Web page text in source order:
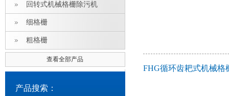
回转式机械格栅除污机
细格栅
粗格栅
查看全部产品
产品搜索：
FHG循环齿耙式机械格